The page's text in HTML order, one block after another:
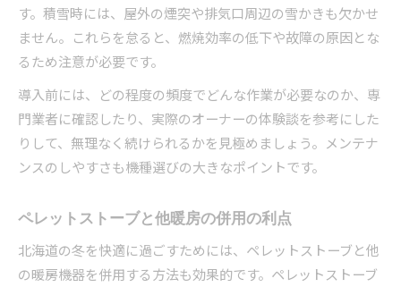
す。積雪時には、屋外の煙突や排気口周辺の雪かきも欠かせ
ません。これらを怠ると、燃焼効率の低下や故障の原因とな
るため注意が必要です。
導入前には、どの程度の頻度でどんな作業が必要なのか、専
門業者に確認したり、実際のオーナーの体験談を参考にした
りして、無理なく続けられるかを見極めましょう。メンテナ
ンスのしやすさも機種選びの大きなポイントです。
ペレットストーブと他暖房の併用の利点
北海道の冬を快適に過ごすためには、ペレットストーブと他
の暖房機器を併用する方法も効果的です。ペレットストーブ